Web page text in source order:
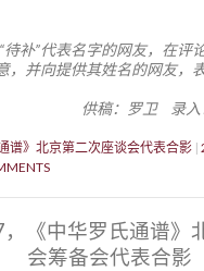
待补”代表名字的网友，在评
，并向提供其姓名的网友，
供稿：罗卫 录
谱》北京第二次座谈会代表合影
《中华罗氏通谱》
会筹备会代表合影